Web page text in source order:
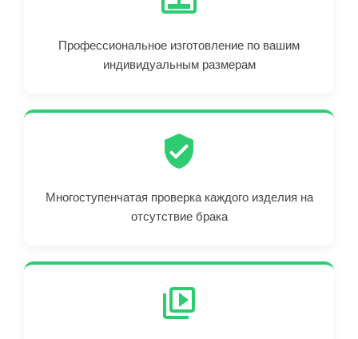
Профессиональное изготовление по вашим
индивидуальным размерам
Многоступенчатая проверка каждого изделия на
отсутствие брака